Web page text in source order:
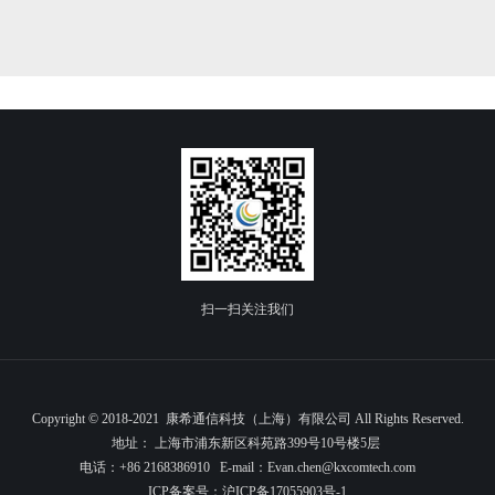
扫一扫关注我们
Copyright © 2018-2021 康希通信科技（上海）有限公司 All Rights Reserved.
地址： 上海市浦东新区科苑路399号10号楼5层
电话：+86 2168386910 E-mail：Evan.chen@kxcomtech.com
ICP备案号： 沪ICP备17055903号-1